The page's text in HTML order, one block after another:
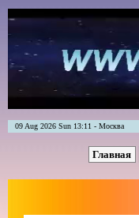
09 Aug 2026 Sun 13:11 - Москва
Главная